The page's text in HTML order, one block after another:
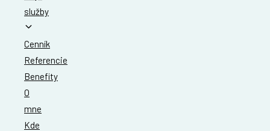
služby
Cenník
Referencie
Benefity
O
mne
Kde